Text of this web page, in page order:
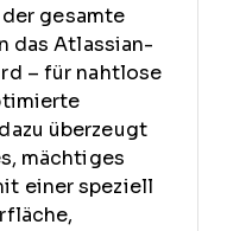
gesamte
das Atlassian-
– für nahtlose
überzeugt
mächtiges
einer speziell